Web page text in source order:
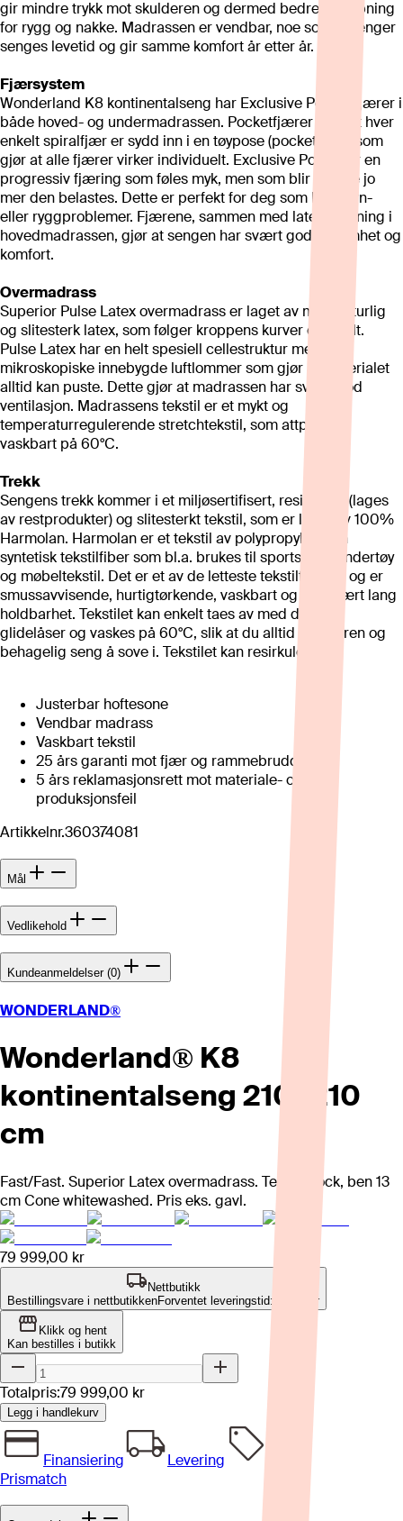
gir mindre trykk mot skulderen og dermed bedre avslapning
for rygg og nakke. Madrassen er vendbar, noe som forlenger
senges levetid og gir samme komfort år etter år.
Fjærsystem
Wonderland K8 kontinentalseng har Exclusive Pocket fjærer i
både hoved- og undermadrassen. Pocketfjærer vil si at hver
enkelt spiralfjær er sydd inn i en tøypose (pocket), noe som
gjør at alle fjærer virker individuelt. Exclusive Pocket er en
progressiv fjæring som føles myk, men som blir fastere jo
mer den belastes. Dette er perfekt for deg som har søvn-
eller ryggproblemer. Fjærene, sammen med latex stopning i
hovedmadrassen, gjør at sengen har svært god følsomhet og
komfort.
Overmadrass
Superior Pulse Latex overmadrass er laget av myk, naturlig
og slitesterk latex, som følger kroppens kurver optimalt.
Pulse Latex har en helt spesiell cellestruktur med
mikroskopiske innebygde luftlommer som gjør at materialet
alltid kan puste. Dette gjør at madrassen har svært god
ventilasjon. Madrassens tekstil er et mykt og
temperaturregulerende stretchtekstil, som attpåtil er
vaskbart på 60°C.
Trekk
Sengens trekk kommer i et miljøsertifisert, resirkulert (lages
av restprodukter) og slitesterkt tekstil, som er laget av 100%
Harmolan. Harmolan er et tekstil av polypropylen - en
syntetisk tekstilfiber som bl.a. brukes til sportsklær, undertøy
og møbeltekstil. Det er et av de letteste tekstilfibrene og er
smussavvisende, hurtigtørkende, vaskbart og har svært lang
holdbarhet. Tekstilet kan enkelt taes av med delbare
glidelåser og vaskes på 60°C, slik at du alltid har en ren og
behagelig seng å sove i. Tekstilet kan resirkuleres.
Justerbar hoftesone
Vendbar madrass
Vaskbart tekstil
25 års garanti mot fjær og rammebrudd
5 års reklamasjonsrett mot materiale- og
produksjonsfeil
Artikkelnr.360374081
Mål
Vedlikehold
Kundeanmeldelser (0)
WONDERLAND®
Wonderland® K8
kontinentalseng 210x210
cm
Fast/Fast. Superior Latex overmadrass. Tekstil Rock, ben 13
cm Cone whitewashed. Pris eks. gavl.
79 999,00 kr
Nettbutikk
Bestillingsvare i nettbutikkenForventet leveringstid: 4-8 uker
Klikk og hent
Kan bestilles i butikk
Totalpris:79 999,00 kr
Legg i handlekurv
Finansiering
Levering
Prismatch